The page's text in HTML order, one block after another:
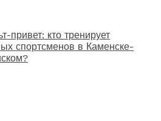
привет: кто тренирует
спортсменов в Каменске-